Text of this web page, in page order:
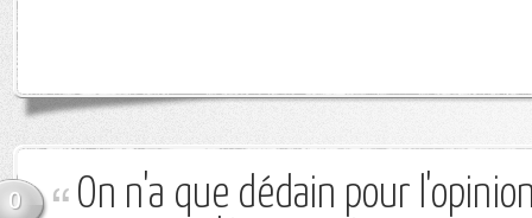
0
On n'a que dédain pour